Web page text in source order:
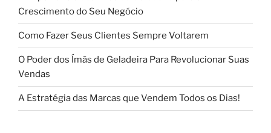
Crescimento do Seu Negócio
Como Fazer Seus Clientes Sempre Voltarem
O Poder dos Ímãs de Geladeira Para Revolucionar Suas
Vendas
A Estratégia das Marcas que Vendem Todos os Dias!